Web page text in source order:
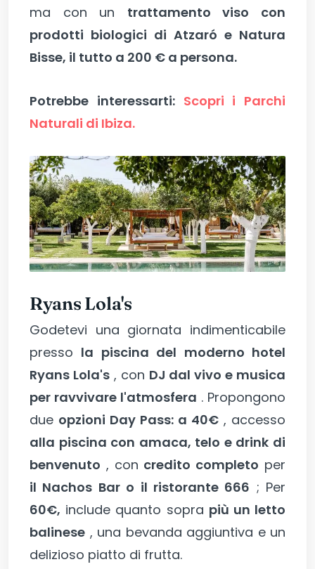
ma con un trattamento viso con
prodotti biologici di Atzaró e Natura
Bisse, il tutto a 200 € a persona.
Potrebbe interessarti: Scopri i Parchi
Naturali di Ibiza.
Ryans Lola's
Godetevi una giornata indimenticabile
presso la piscina del moderno hotel
Ryans Lola's, con DJ dal vivo e musica
per ravvivare l'atmosfera . Propongono
due opzioni Day Pass: a 40€ , accesso
alla piscina con amaca, telo e drink di
benvenuto , con credito completo per
il Nachos Bar o il ristorante 666 ; Per
60€, include quanto sopra più un letto
balinese , una bevanda aggiuntiva e un
delizioso piatto di frutta.